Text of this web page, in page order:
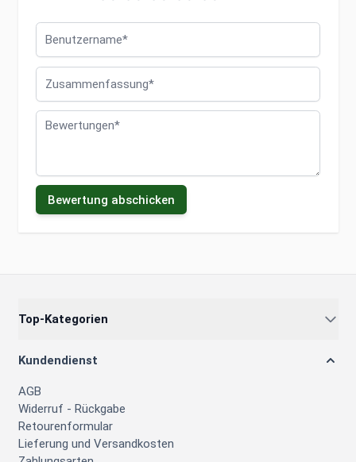
Bewertungen
Bewertung abschicken
Top-Kategorien
Kundendienst
AGB
Widerruf - Rückgabe
Retourenformular
Lieferung und Versandkosten